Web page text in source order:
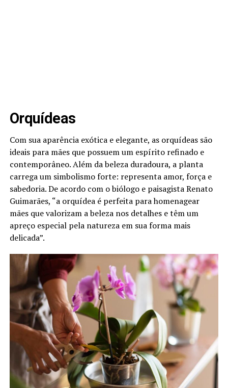
Orquídeas
Com sua aparência exótica e elegante, as orquídeas são
ideais para mães que possuem um espírito refinado e
contemporâneo. Além da beleza duradoura, a planta
carrega um simbolismo forte: representa amor, força e
sabedoria. De acordo com o biólogo e paisagista Renato
Guimarães, “a orquídea é perfeita para homenagear
mães que valorizam a beleza nos detalhes e têm um
apreço especial pela natureza em sua forma mais
delicada”.